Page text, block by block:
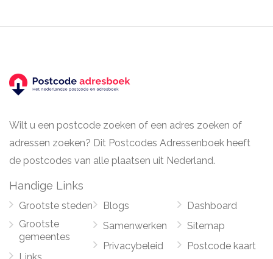
Wilt u een postcode zoeken of een adres zoeken of
adressen zoeken? Dit Postcodes Adressenboek heeft
de postcodes van alle plaatsen uit Nederland.
Handige Links
Grootste steden
Grootste
gemeentes
Blogs
Samenwerken
Privacybeleid
Dashboard
Sitemap
Postcode kaart